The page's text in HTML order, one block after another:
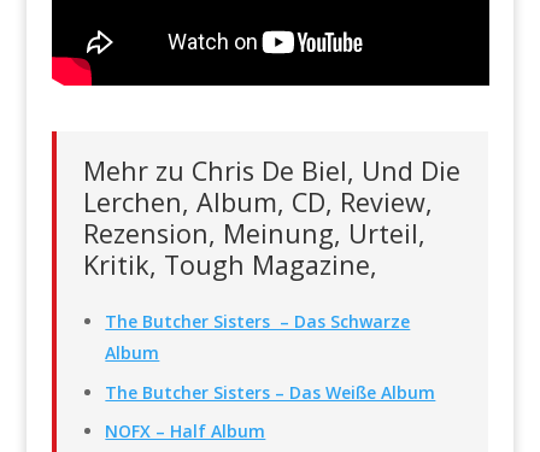
Mehr zu Chris De Biel, Und Die
Lerchen, Album, CD, Review,
Rezension, Meinung, Urteil,
Kritik, Tough Magazine,
The Butcher Sisters – Das Schwarze
Album
The Butcher Sisters – Das Weiße Album
NOFX – Half Album